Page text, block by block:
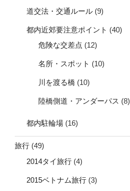
道交法・交通ルール (9)
都内近郊要注意ポイント (40)
危険な交差点 (12)
名所・スポット (10)
川を渡る橋 (10)
陸橋側道・アンダーパス (8)
都内駐輪場 (16)
旅行 (49)
2014タイ旅行 (4)
2015ベトナム旅行 (3)